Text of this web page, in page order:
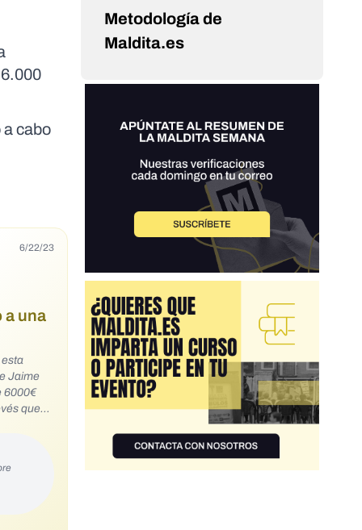
cabo
6/22/23
a una
esta
Jaime
6000€
que
Metodología de
Maldita.es